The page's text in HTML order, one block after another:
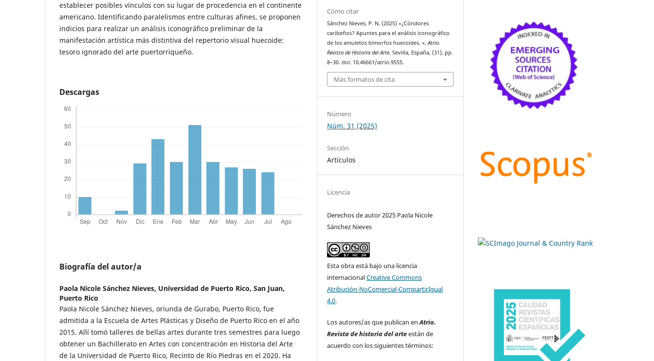
establecer posibles vínculos con su lugar de procedencia en el continente
americano. Identificando paralelismos entre culturas afines, se proponen
indicios para realizar un análisis iconográfico preliminar de la
manifestación artística más distintiva del repertorio visual huecoide:
tesoro ignorado del arte puertorriqueño.
Descargas
Biografía del autor/a
Paola Nicole Sánchez Nieves, Universidad de Puerto Rico, San Juan,
Puerto Rico
Paola Nicole Sánchez Nieves, oriunda de Gurabo, Puerto Rico, fue
admitida a la Escuela de Artes Plásticas y Diseño de Puerto Rico en el año
2015. Allí tomó talleres de bellas artes durante tres semestres para luego
obtener un Bachillerato en Artes con concentración en Historia del Arte
de la Universidad de Puerto Rico, Recinto de Río Piedras en el 2020. Ha
Cómo citar
Sánchez Nieves, P. N. (2025) «¿Cóndores
caribeños? Apuntes para el análisis iconográfico
de los amuletos bimorfos huecoides. »,Atrio.
Revista de Historia del Arte. Sevilla, España, (31), pp.
8–30. doi: 10.46661/atrio.9555.
Más formatos de cita
Número
Núm. 31 (2025)
Sección
Artículos
Licencia
Derechos de autor 2025 Paola Nicole
Sánchez Nieves
Esta obra está bajo una licencia
internacionalCreative Commons
Atribución-NoComercial-CompartirIgual
4.0.
Los autores/as que publican enAtrio.
Revista de historia del arteestán de
acuerdo con los siguientes términos: